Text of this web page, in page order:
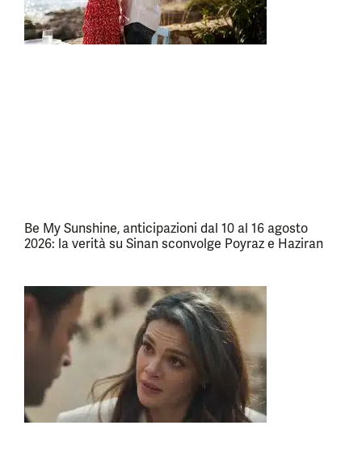
Be My Sunshine, anticipazioni dal 10 al 16 agosto
2026: la verità su Sinan sconvolge Poyraz e Haziran